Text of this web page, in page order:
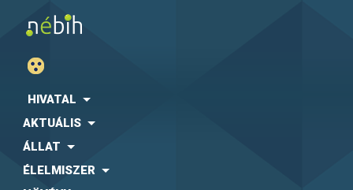
HIVATAL
AKTUÁLIS
ÁLLAT
ÉLELMISZER